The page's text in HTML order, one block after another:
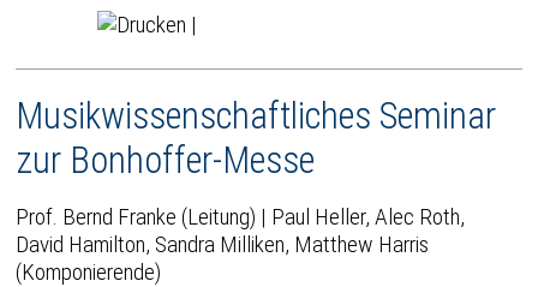
|
Musikwissenschaftliches Seminar
zur Bonhoffer-Messe
Prof. Bernd Franke (Leitung) | Paul Heller, Alec Roth,
David Hamilton, Sandra Milliken, Matthew Harris
(Komponierende)